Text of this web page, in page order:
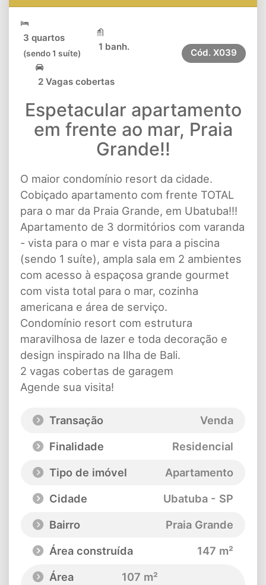
3 quartos
(sendo 1 suíte)
1 banh.
2 Vagas cobertas
Cód. X039
Espetacular apartamento
em frente ao mar, Praia
Grande!!
O maior condomínio resort da cidade.
Cobiçado apartamento com frente TOTAL
para o mar da Praia Grande, em Ubatuba!!!
Apartamento de 3 dormitórios com varanda
- vista para o mar e vista para a piscina
(sendo 1 suíte), ampla sala em 2 ambientes
com acesso à espaçosa grande gourmet
com vista total para o mar, cozinha
americana e área de serviço.
Condomínio resort com estrutura
maravilhosa de lazer e toda decoração e
design inspirado na Ilha de Bali.
2 vagas cobertas de garagem
Agende sua visita!
Transação
Venda
Finalidade
Residencial
Tipo de imóvel
Apartamento
Cidade
Ubatuba - SP
Bairro
Praia Grande
Área construída
147 m²
Área
107 m²